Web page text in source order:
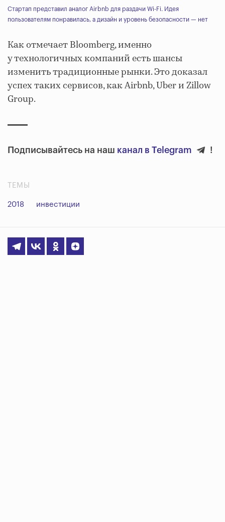
Стартап представил аналог Airbnb для раздачи Wi-Fi. Идея
пользователям понравилась, а дизайн и уровень безопасности — нет
Как отмечает Bloomberg, именно
у технологичных компаний есть шансы
изменить традиционные рынки. Это доказал
успех таких сервисов, как Airbnb, Uber и Zillow
Group.
Подписывайтесь на наш канал в Telegram !
ТЕМЫ
2018 инвестиции